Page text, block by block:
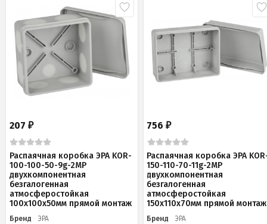
207 ₽
Распаячная коробка ЭРА KOR-
100-100-50-9g-2MP
двухкомпонентная
безгалогенная
атмосферостойкая
100х100х50мм прямой монтаж
Бренд
ЭРА
756₽
Распаячная коробка ЭРА
150-110-70-11g-2MP
двухкомпонентная
безгалогенная
атмосферостойкая
150х110х70мм прямой монтаж
Бренд
ЭРА